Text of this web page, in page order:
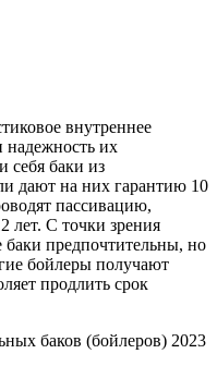
внутреннее
надежность их
себя баки из
дают на них гарантию 10
пассивацию,
лет. С точки зрения
баки предпочтительны, но
бойлеры получают
продлить срок